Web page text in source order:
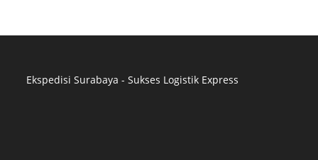
Ekspedisi Surabaya - Sukses Logistik Express